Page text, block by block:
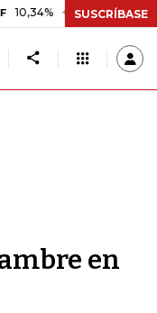
+0,10% +0,98% UVR
SUSCRÍBASE
en